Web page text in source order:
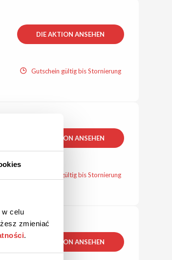
w celu
zmieniać
.
DIE AKTION ANSEHEN
Gutschein gültig bis Stornierung
DIE AKTION ANSEHEN
Gutschein gültig bis Stornierung
DIE AKTION ANSEHEN